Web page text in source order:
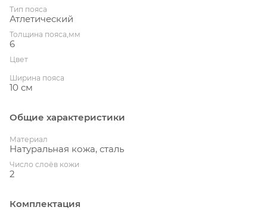
Тип пояса
Атлетический
Толщина пояса,мм
6
Цвет
Ширина пояса
10 см
Общие характеристики
Материал
Натуральная кожа, сталь
Число слоёв кожи
2
Комплектация